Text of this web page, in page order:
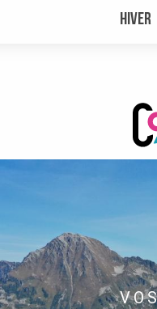
HIVER